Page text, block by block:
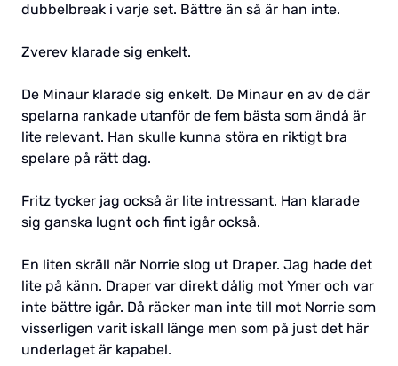
dubbelbreak i varje set. Bättre än så är han inte.
Zverev klarade sig enkelt.
De Minaur klarade sig enkelt. De Minaur en av de där
spelarna rankade utanför de fem bästa som ändå är
lite relevant. Han skulle kunna störa en riktigt bra
spelare på rätt dag.
Fritz tycker jag också är lite intressant. Han klarade
sig ganska lugnt och fint igår också.
En liten skräll när Norrie slog ut Draper. Jag hade det
lite på känn. Draper var direkt dålig mot Ymer och var
inte bättre igår. Då räcker man inte till mot Norrie som
visserligen varit iskall länge men som på just det här
underlaget är kapabel.